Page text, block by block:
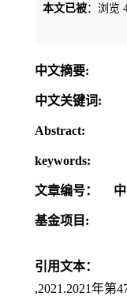
本文已被：浏览
中文摘要:
中文关键词:
Abstract:
keywords:
文章编号：
基金项目:
引用文本：
,2021.2021年第